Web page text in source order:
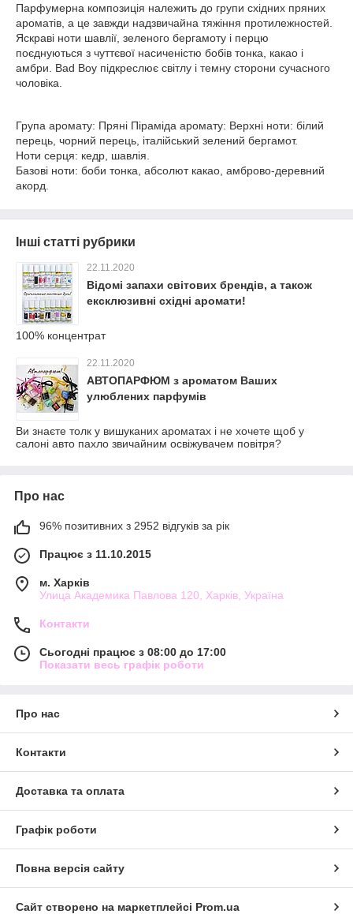
Парфумерна композиція належить до групи східних пряних
ароматів, а це завжди надзвичайна тяжіння протилежностей.
Яскраві ноти шавлії, зеленого бергамоту і перцю
поєднуються з чуттєвої насиченістю бобів тонка, какао і
амбри. Bad Boy підкреслює світлу і темну сторони сучасного
чоловіка.
Група аромату: Пряні Піраміда аромату: Верхні ноти: білий
перець, чорний перець, італійський зелений бергамот.
Ноти серця: кедр, шавлія.
Базові ноти: боби тонка, абсолют какао, амброво-деревний
акорд.
Інші статті рубрики
22.11.2020
Відомі запахи світових брендів, а також
ексклюзивні східні аромати!
100% концентрат
22.11.2020
АВТОПАРФЮМ з ароматом Ваших
улюблених парфумів
Ви знаєте толк у вишуканих ароматах і не хочете щоб у
салоні авто пахло звичайним освіжувачем повітря?
Про нас
96% позитивних з 2952 відгуків за рік
Працює з 11.10.2015
м. Харків
Улица Академика Павлова 120, Харків, Україна
Контакти
Сьогодні працює з 08:00 до 17:00
Показати весь графік роботи
Про нас
Контакти
Доставка та оплата
Графік роботи
Повна версія сайту
Сайт створено на маркетплейсі Prom.ua